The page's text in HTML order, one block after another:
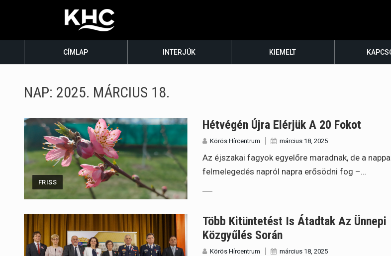
CÍMLAP INTERJÚK KIEMELT
NAP: 2025. MÁRCIUS 18.
FRISS
Hétvégén Újra Elérjük A 20 Fokot
Körös Hírcentrum március 18, 2025
Az éjszakai fagyok egyelőre maradnak, de a
felmelegedés napról napra erősödni fog –…
Több Kitüntetést Is Átadtak Az Ünnepi
Közgyűlés Során
Körös Hírcentrum március 18, 2025